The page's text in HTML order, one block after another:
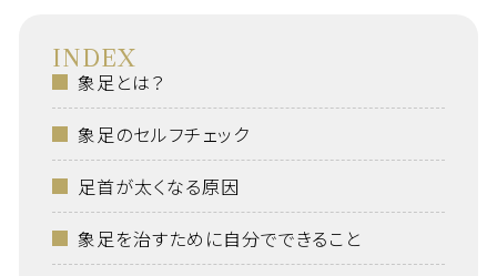
INDEX
象足とは？
象足のセルフチェック
足首が太くなる原因
象足を治すために自分でできること